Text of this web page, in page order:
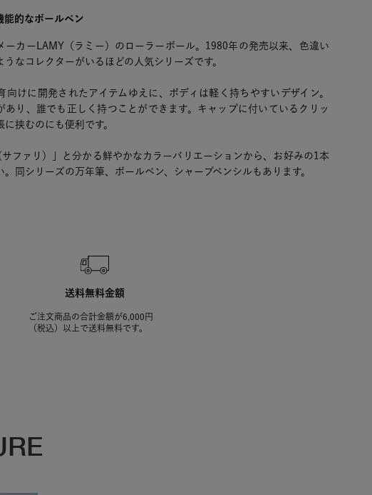
能的なボールペン
ーカーLAMY（ラミー）のローラーボール。1980年の発売以来、色違い
うなコレクターがいるほどの人気シリーズです。
向けに開発されたアイテムゆえに、ボディは軽く持ちやすいデザイン。
あり、誰でも正しく持つことができます。キャップに付いているクリッ
挟むのにも便利です。
ファリ）」と分かる鮮やかなカラーバリエーションから、お好みの1本
。同シリーズの万年筆、ボールペン、シャープペンシルもあります。
送料無料金額
ご注文商品の合計金額が6,000円
（税込）以上で送料無料です。